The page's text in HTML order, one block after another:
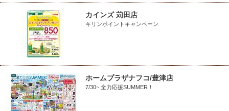
カインズ 苅田店
キリンポイントキャンペーン
ホームプラザナフコ/豊津店
7/30~ 全力応援SUMMER！